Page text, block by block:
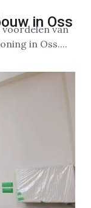
in Oss
voordelen van
in Oss....